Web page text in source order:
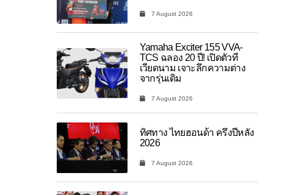
7 August 2026
Yamaha Exciter 155 VVA-
TCS ฉลอง 20 ปี! เปิดตัวที่
เวียดนาม เจาะลึกความต่าง
จากรุ่นเดิม
7 August 2026
ทิศทาง ไทยฮอนด้า ครึ่งปีหลัง
2026
7 August 2026